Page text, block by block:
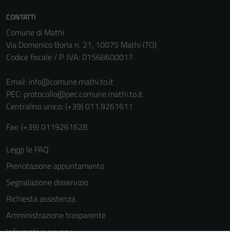
CONTATTI
Comune di Mathi
Via Domenico Borla n. 21, 10075 Mathi (TO)
Codice fiscale / P. IVA: 01568600017
Email: info@comune.mathi.to.it
PEC: protocollo@pec.comune.mathi.to.it
Centralino unico: (+39) 011.9261611
Fax: (+39) 0119261628
Leggi le FAQ
Prenotazione appuntamento
Segnalazione disservizio
Richiesta assistenza
Amministrazione trasparente